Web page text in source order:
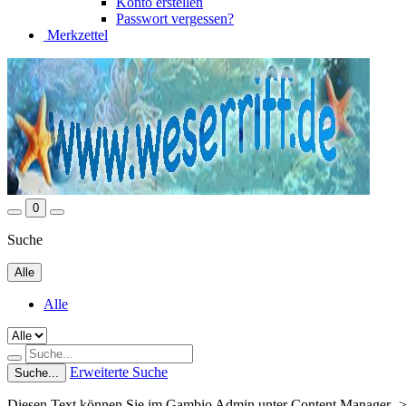
Passwort vergessen?
Merkzettel
0
Suche
Alle
Alle
Suche... Erweiterte Suche